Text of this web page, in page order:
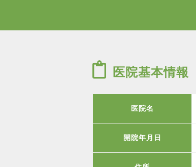
医院基本情報
医院名
開院年月日